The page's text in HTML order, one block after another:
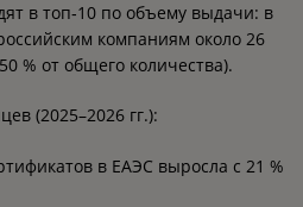
в топ‑10 по объему выдачи: в
компаниям около 26
% от общего количества).
(2025–2026 гг.):
в ЕАЭС выросла с 21 %